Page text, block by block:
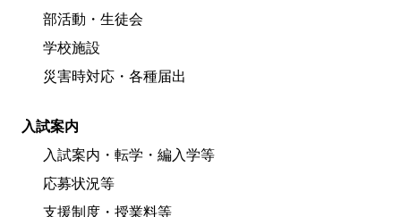
部活動・生徒会
学校施設
災害時対応・各種届出
入試案内
入試案内・転学・編入学等
応募状況等
支援制度・授業料等